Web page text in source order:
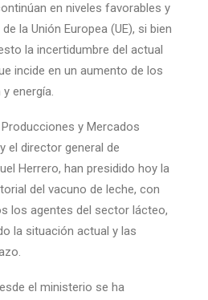
en niveles favorables y
la Unión Europea (UE), si bien
la incertidumbre del actual
incide en un aumento de los
energía.
y Mercados
el director general de
Herrero, han presidido hoy la
del vacuno de leche, con
los agentes del sector lácteo,
la situación actual y las
el ministerio se ha